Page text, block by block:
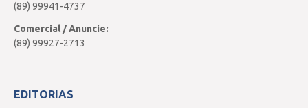
(89) 99941-4737
Comercial / Anuncie:
(89) 99927-2713
EDITORIAS